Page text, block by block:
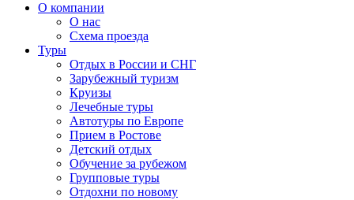
О компании
О нас
Схема проезда
Туры
Отдых в России и СНГ
Зарубежный туризм
Круизы
Лечебные туры
Автотуры по Европе
Прием в Ростове
Детский отдых
Обучение за рубежом
Групповые туры
Отдохни по новому